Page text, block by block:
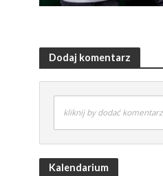
Dodaj komentarz
kliknij by dodać komentarz
Kalendarium